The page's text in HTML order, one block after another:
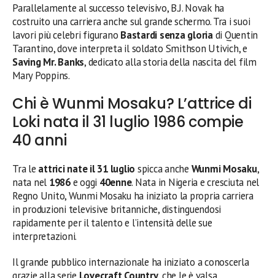
Parallelamente al successo televisivo, B.J. Novak ha
costruito una carriera anche sul grande schermo. Tra i suoi
lavori più celebri figurano Bastardi senza gloriadi Quentin
Tarantino, dove interpreta il soldato Smithson Utivich, e
Saving Mr. Banks, dedicato alla storia della nascita del film
Mary Poppins.
Chi è Wunmi Mosaku? L’attrice di
Loki nata il 31 luglio 1986 compie
40 anni
Tra le attrici nate il 31 luglio spicca anche Wunmi Mosaku,
nata nel 1986e oggi 40enne. Nata in Nigeria e cresciuta nel
Regno Unito, Wunmi Mosaku ha iniziato la propria carriera
in produzioni televisive britanniche, distinguendosi
rapidamente per il talento e l’intensità delle sue
interpretazioni.
Il grande pubblico internazionale ha iniziato a conoscerla